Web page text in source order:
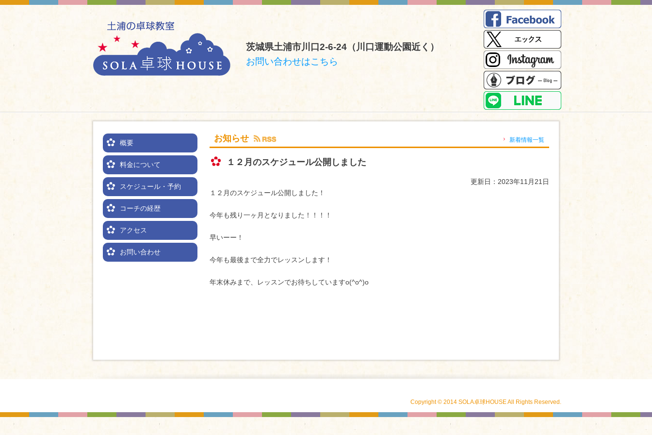
茨城県土浦市川口2-6-24（川口運動公園近く）
お問い合わせはこちら
概要
料金について
スケジュール・予約
コーチの経歴
アクセス
お問い合わせ
お知らせ 新着情報一覧
１２月のスケジュール公開しました
更新日：2023年11月21日
１２月のスケジュール公開しました！
今年も残り一ヶ月となりました！！！！
早いーー！
今年も最後まで全力でレッスンします！
年末休みまで、レッスンでお待ちしていますo(^o^)o
Copyright © 2014 SOLA卓球HOUSE All Rights Reserved.